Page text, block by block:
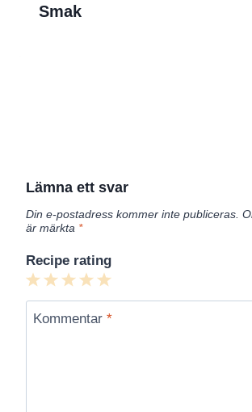
Smak
Lämna ett svar
Din e-postadress kommer inte publiceras.
är märkta *
Recipe rating
5
Stars
4
Stars
3
Stars
2
Stars
1
Star
Kommentar *